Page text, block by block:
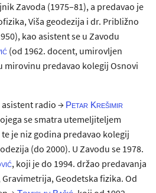
Zavoda (1975–81), a predavao je
Viša geodezija i dr. Približno
kao asistent se u Zavodu
(od 1962. docent, umirovljen
mirovinu predavao kolegij Osnovi
asistent radio → Petar Krešimir
se smatra utemeljiteljem
je niz godina predavao kolegij
(do 2000). U Zavodu se 1978.
, koji je do 1994. držao predavanja
Geodetska fizika. Od